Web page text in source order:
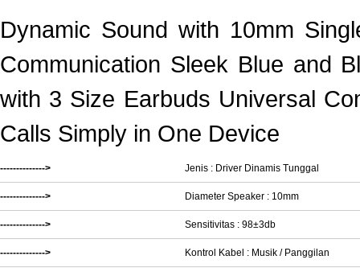
Dynamic Sound with 10mm
Communication Sleek Blue and
with 3 Size Earbuds Universal
Calls Simply in One Device
--------------> Jenis : Driver Dinamis Tunggal
--------------> Diameter Speaker : 10mm
--------------> Sensitivitas : 98±3db
--------------> Kontrol Kabel : Musik / Panggilan